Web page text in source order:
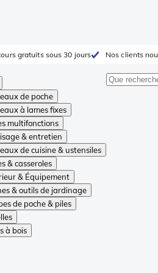
gratuits sous 30 jours Nos clients
de poche
à lames fixes
multifonctions
& entretien
de cuisine & ustensiles
& casseroles
& Équipement
& outils de jardinage
de poche & piles
à bois